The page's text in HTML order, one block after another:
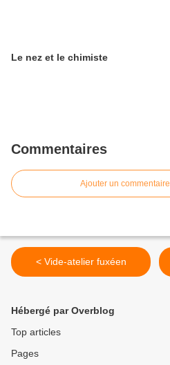
Le nez et le chimiste
Commentaires
Ajouter un commentaire
< Vide-atelier fuxéen
Hébergé par Overblog
Top articles
Pages